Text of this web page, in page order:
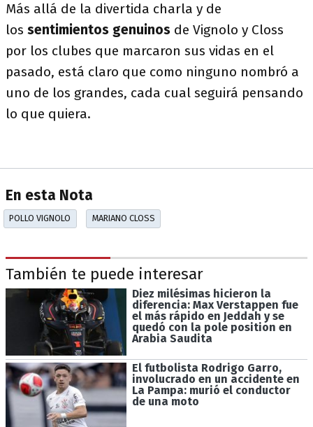
Más allá de la divertida charla y de
los sentimientos genuinos de Vignolo y Closs
por los clubes que marcaron sus vidas en el
pasado, está claro que como ninguno nombró a
uno de los grandes, cada cual seguirá pensando
lo que quiera.
En esta Nota
POLLO VIGNOLO MARIANO CLOSS
También te puede interesar
Diez milésimas hicieron la
diferencia: Max Verstappen fue
el más rápido en Jeddah y se
quedó con la pole position en
Arabia Saudita
El futbolista Rodrigo Garro,
involucrado en un accidente en
La Pampa: murió el conductor
de una moto